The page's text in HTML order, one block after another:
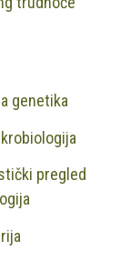
genetika
pregled